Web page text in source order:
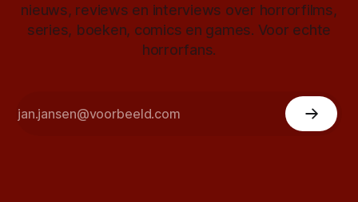
nieuws, reviews en interviews over horrorfilms,
series, boeken, comics en games. Voor echte
horrorfans.